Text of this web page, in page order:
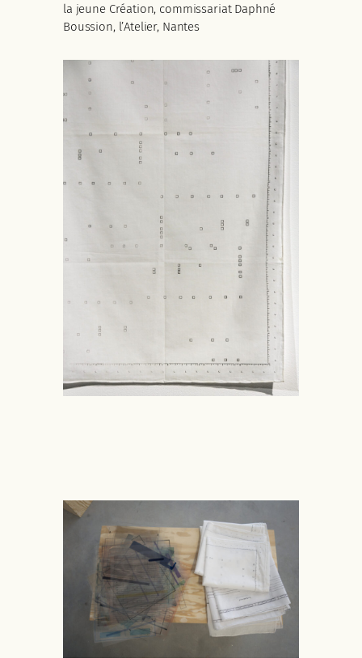
la jeune Création, commissariat Daphné
Boussion, l’Atelier, Nantes